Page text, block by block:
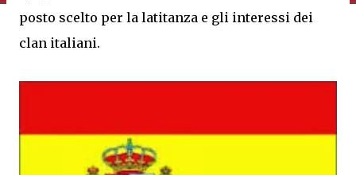
posto scelto per la latitanza e gli interessi dei
clan italiani.